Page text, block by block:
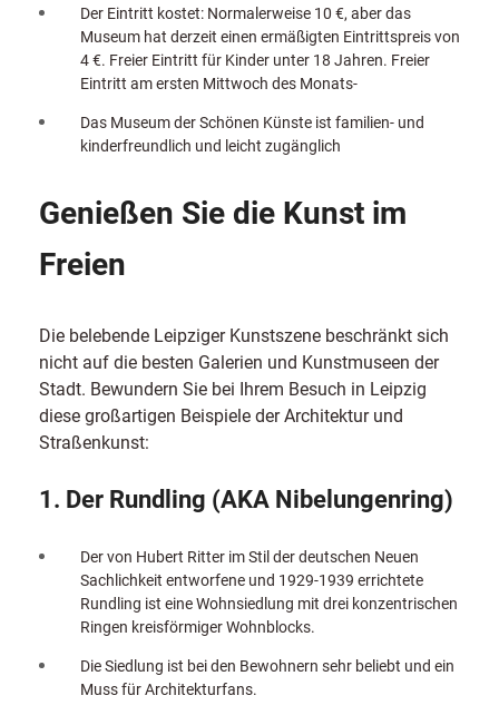
Der Eintritt kostet: Normalerweise 10 €, aber das
Museum hat derzeit einen ermäßigten Eintrittspreis von
4 €. Freier Eintritt für Kinder unter 18 Jahren. Freier
Eintritt am ersten Mittwoch des Monats-
Das Museum der Schönen Künste ist familien- und
kinderfreundlich und leicht zugänglich
Genießen Sie die Kunst im
Freien
Die belebende Leipziger Kunstszene beschränkt sich
nicht auf die besten Galerien und Kunstmuseen der
Stadt. Bewundern Sie bei Ihrem Besuch in Leipzig
diese großartigen Beispiele der Architektur und
Straßenkunst:
1. Der Rundling (AKA Nibelungenring)
Der von Hubert Ritter im Stil der deutschen Neuen
Sachlichkeit entworfene und 1929-1939 errichtete
Rundling ist eine Wohnsiedlung mit drei konzentrischen
Ringen kreisförmiger Wohnblocks.
Die Siedlung ist bei den Bewohnern sehr beliebt und ein
Muss für Architekturfans.